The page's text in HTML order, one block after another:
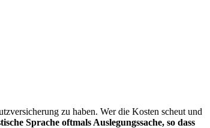
zu haben. Wer die Kosten scheut und
Sprache oftmals Auslegungssache, so dass